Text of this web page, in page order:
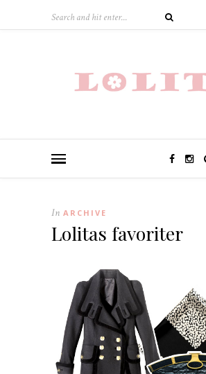
In ARCHIVE
Lolitas favoriter